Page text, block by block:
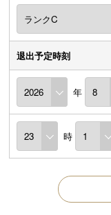
退出予定時刻
年
時